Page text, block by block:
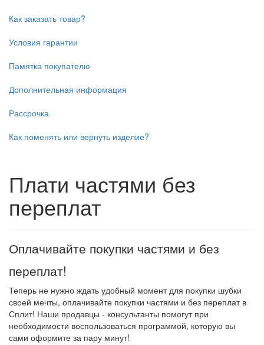
Как заказать товар?
Условия гарантии
Памятка покупателю
Дополнительная информация
Рассрочка
Как поменять или вернуть изделие?
Плати частями без
переплат
Оплачивайте покупки частями и без
переплат!
Теперь не нужно ждать удобный момент для покупки шубки
своей мечты, оплачивайте покупки частями и без переплат в
Сплит! Наши продавцы - консультанты помогут при
необходимости воспользоваться программой, которую вы
сами оформите за пару минут!